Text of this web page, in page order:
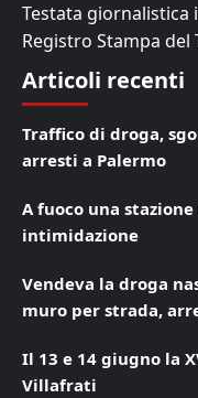
Testata giornalistica
Registro Stampa
Articoli recenti
Traffico di droga,
arresti a Palermo
A fuoco una
intimidazione
Vendeva la droga
muro per strada,
Il 13 e 14 giugno la
Villafrati